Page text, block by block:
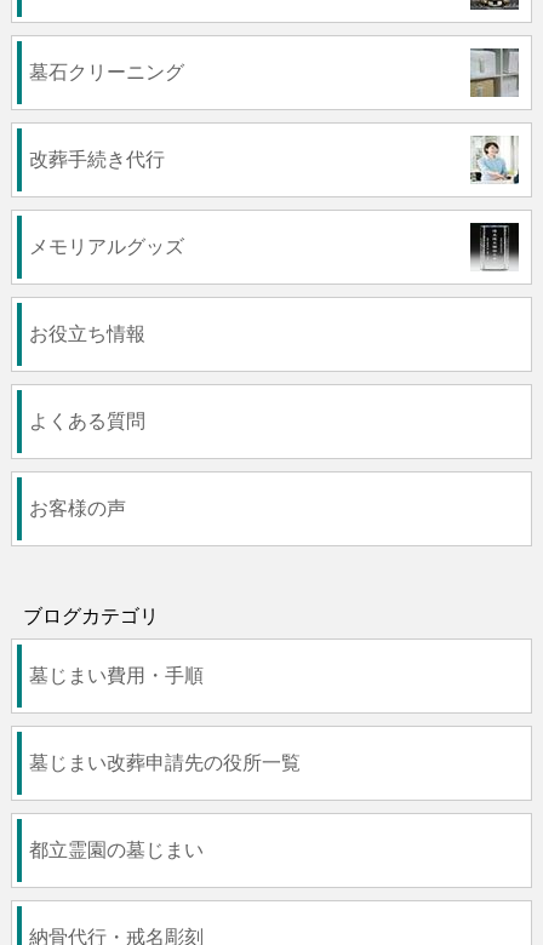
墓石クリーニング
改葬手続き代行
メモリアルグッズ
お役立ち情報
よくある質問
お客様の声
ブログカテゴリ
墓じまい費用・手順
墓じまい改葬申請先の役所一覧
都立霊園の墓じまい
納骨代行・戒名彫刻